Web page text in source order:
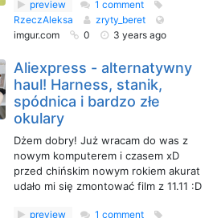
preview
1 comment
RzeczAleksa
zryty_beret
imgur.com
0 3 years ago
Aliexpress - alternatywny
haul! Harness, stanik,
spódnica i bardzo złe
okulary
Dżem dobry! Już wracam do was z
nowym komputerem i czasem xD
przed chińskim nowym rokiem akurat
udało mi się zmontować film z 11.11 :D
preview 1 comment